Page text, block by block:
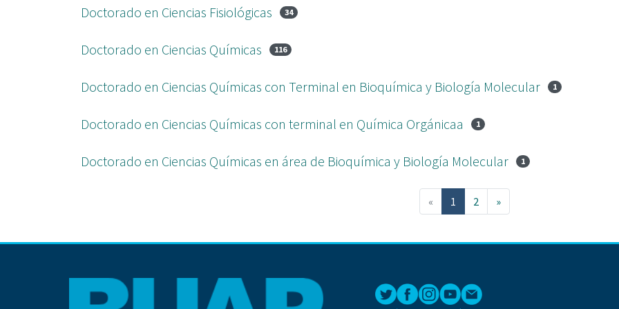
Doctorado en Ciencias Fisiológicas 34
Doctorado en Ciencias Químicas 116
Doctorado en Ciencias Químicas con Terminal en Bioquímica y Biología Molecular 1
Doctorado en Ciencias Químicas con terminal en Química Orgánicaa 1
Doctorado en Ciencias Químicas en área de Bioquímica y Biología Molecular 1
« 1 (current)
2 »